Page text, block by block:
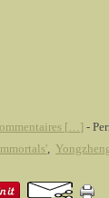
[… ] -
,